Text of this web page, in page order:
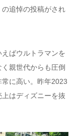
追悼の投稿がされ
ばウルトラマンを
親世代からも圧倒
に高い。昨年2023
はディズニーを抜